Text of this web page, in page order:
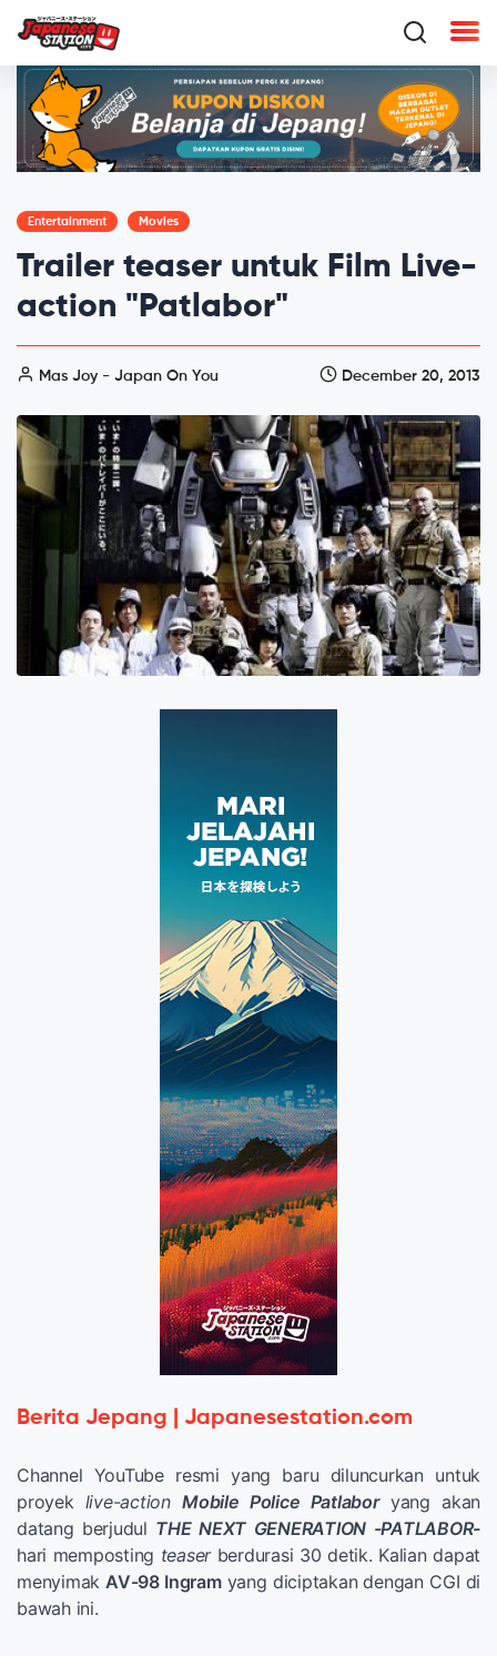
Entertainment Movies
Trailer teaser untuk Film Live-
action "Patlabor"
Mas Joy - Japan On You December 20, 2013
Berita Jepang | Japanesestation.com
Channel YouTube resmi yang baru diluncurkan untuk
proyek live-actionMobile Police Patlaboryang akan
datang berjudul THE NEXT GENERATION -PATLABOR-
hari memposting teaserberdurasi 30 detik. Kalian dapat
menyimak AV-98 Ingramyang diciptakan dengan CGI di
bawah ini.